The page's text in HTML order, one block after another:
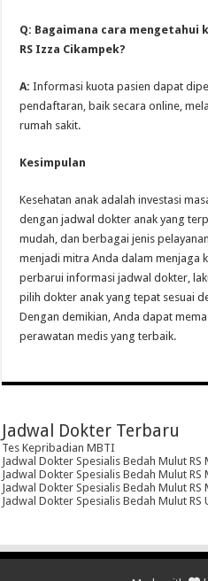
Q: Bagaimana cara
RS Izza Cikampek?
A: Informasi kuota pasien dapat
pendaftaran, baik secara online,
rumah sakit.
Kesimpulan
Kesehatan anak adalah investasi
dengan jadwal dokter anak yang
mudah, dan berbagai jenis
menjadi mitra Anda dalam menjaga
perbarui informasi jadwal dokter,
pilih dokter anak yang tepat sesuai
Dengan demikian, Anda dapat
perawatan medis yang terbaik.
Jadwal Dokter Terbaru
Tes Kepribadian MBTI
Jadwal Dokter Spesialis Bedah Mulut
Jadwal Dokter Spesialis Bedah Mulut
Jadwal Dokter Spesialis Bedah Mulut RS
Jadwal Dokter Spesialis Bedah Mulut